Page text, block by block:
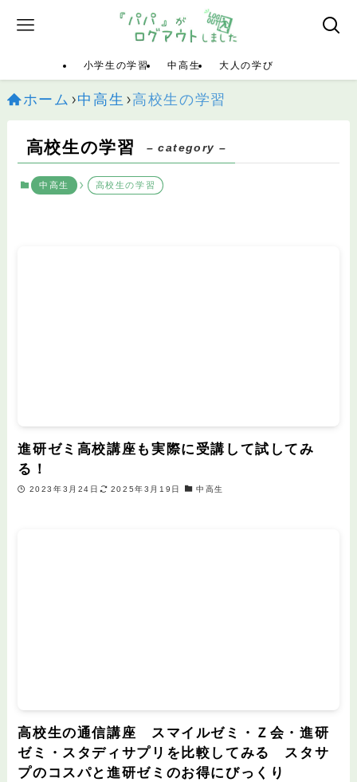
小学生の学習 中高生 大人の学び
ホーム 中高生 高校生の学習
高校生の学習 – category –
中高生 高校生の学習
進研ゼミ高校講座も実際に受講して試してみ
る！
2023年3月24日 2025年3月19日 中高生
高校生の通信講座 スマイルゼミ・Ｚ会・進研
ゼミ・スタディサプリを比較してみる スタサ
プのコスパと進研ゼミのお得にびっくり